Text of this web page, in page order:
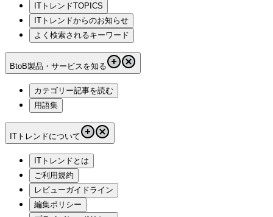
ITトレンドTOPICS
ITトレンドからのお知らせ
よく検索されるキーワード
BtoB製品・サービスを知る
カテゴリー記事を読む
用語集
ITトレンドについて
ITトレンドとは
ご利用規約
レビューガイドライン
編集ポリシー